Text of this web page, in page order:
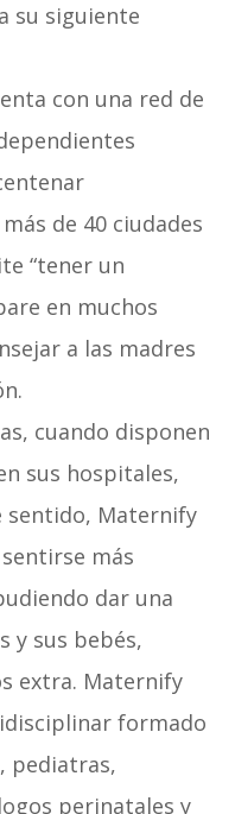
su siguiente
con una red de
de 40 ciudades
“tener un
en muchos
a las madres
cuando disponen
sus hospitales,
sentido, Maternify
más
dar una
y sus bebés,
extra. Maternify
formado
pediatras,
perinatales y